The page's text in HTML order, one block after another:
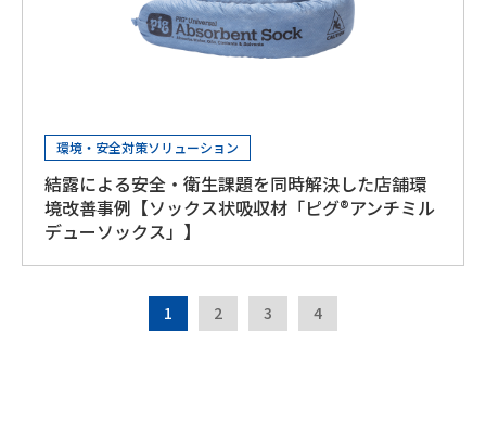
環境・安全対策ソリューション
結露による安全・衛生課題を同時解決した店舗環
境改善事例【ソックス状吸収材「ピグ®アンチミル
デューソックス」】
1 2 3 4